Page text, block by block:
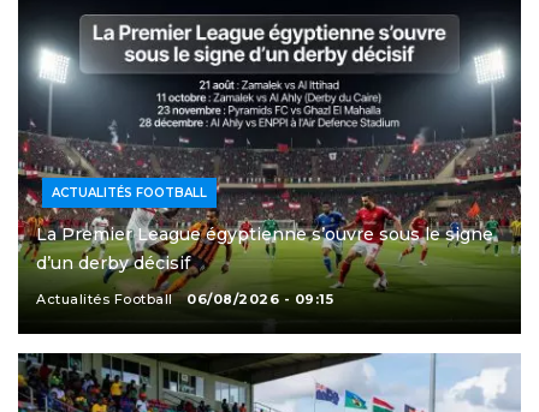
ACTUALITÉS FOOTBALL
La Premier League égyptienne s’ouvre sous le signe
d’un derby décisif
Actualités Football 06/08/2026 - 09:15